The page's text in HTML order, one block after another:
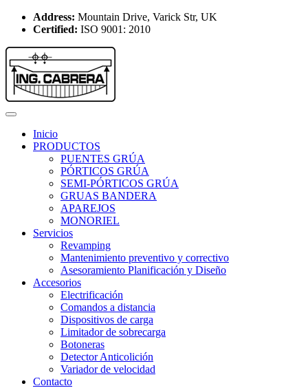
Address: Mountain Drive, Varick Str, UK
Certified: ISO 9001: 2010
Inicio
PRODUCTOS
PUENTES GRÚA
PÓRTICOS GRÚA
SEMI-PÓRTICOS GRÚA
GRUAS BANDERA
APAREJOS
MONORIEL
Servicios
Revamping
Mantenimiento preventivo y correctivo
Asesoramiento Planificación y Diseño
Accesorios
Electrificación
Comandos a distancia
Dispositivos de carga
Limitador de sobrecarga
Botoneras
Detector Anticolición
Variador de velocidad
Contacto